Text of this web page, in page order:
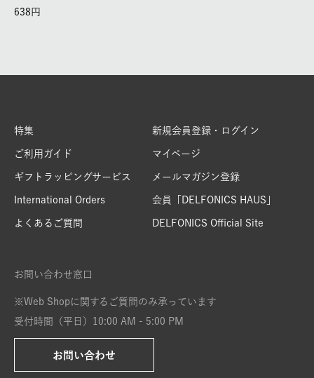
638
特集
ご利用ガイド
ギフトラッピングサービス
International Orders
よくあるご質問
新規会員登録・ログイン
マイページ
メールマガジン登録
会員「DELFONICS HAUS」
DELFONICS Official Site
お問い合わせ窓口
※Web Shopに関するご質問のみ承っています
受付時間（平日）10:00 AM - 5:00 PM
お問い合わせ